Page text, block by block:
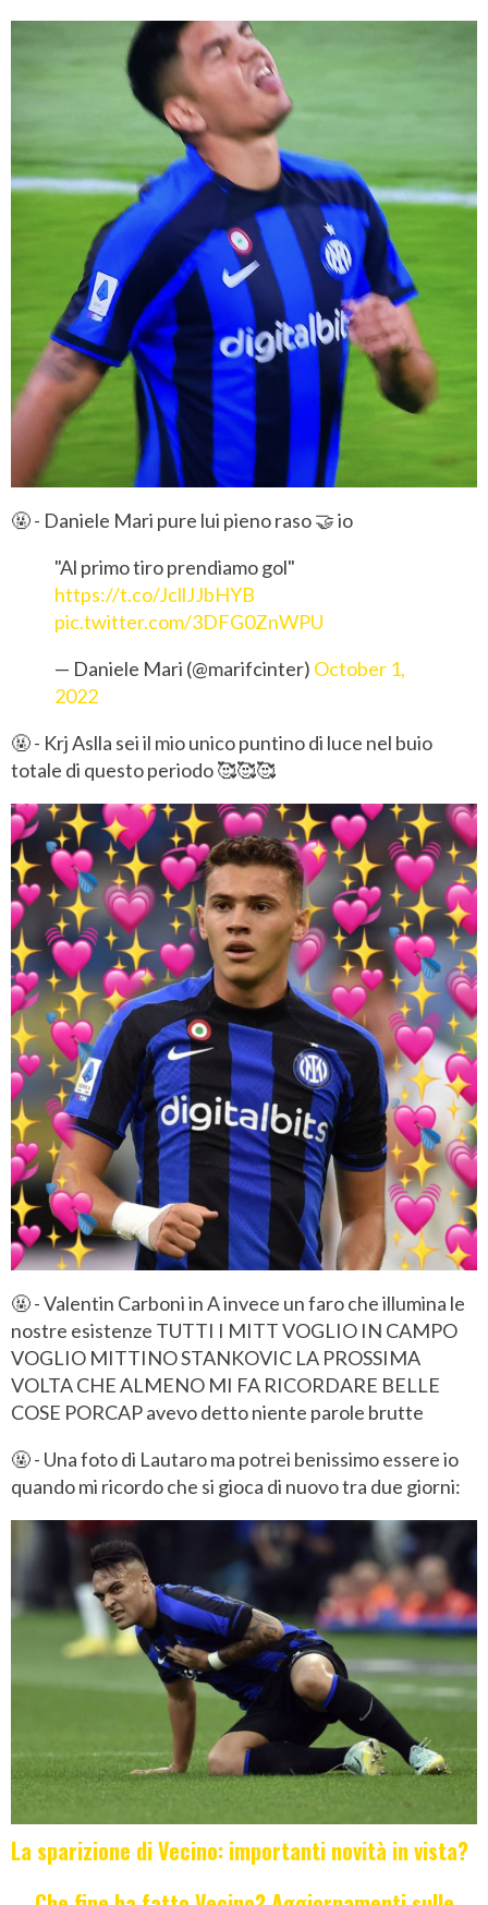
🤬 - Daniele Mari pure lui pieno raso 🤝 io
"Al primo tiro prendiamo gol"
https://t.co/JcllJJbHYB
pic.twitter.com/3DFG0ZnWPU
— Daniele Mari (@marifcinter) October 1,
2022
🤬 - Krj Aslla sei il mio unico puntino di luce nel buio
totale di questo periodo 🥰🥰🥰
🤬 - Valentin Carboni in A invece un faro che illumina le
nostre esistenze TUTTI I MITT VOGLIO IN CAMPO
VOGLIO MITTINO STANKOVIC LA PROSSIMA
VOLTA CHE ALMENO MI FA RICORDARE BELLE
COSE PORCAP avevo detto niente parole brutte
🤬 - Una foto di Lautaro ma potrei benissimo essere io
quando mi ricordo che si gioca di nuovo tra due giorni:
La sparizione di Vecino: importanti novità in vista?